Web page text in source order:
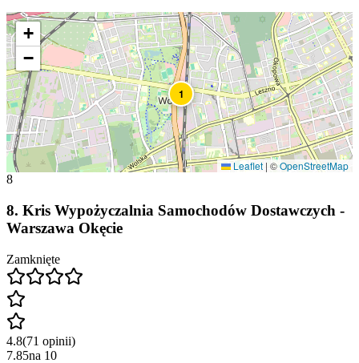
1
+
−
Leaflet | ©OpenStreetMap
8
8. Kris Wypożyczalnia Samochodów Dostawczych -
Warszawa Okęcie
Zamknięte
4.8(71 opinii)
7.85na 10